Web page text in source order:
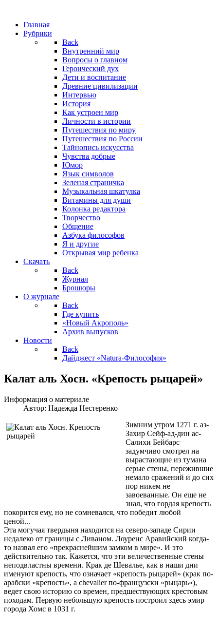
Главная
Рубрики
Back
Внутренний мир
Вопросы о главном
Героический дух
Дети и воспитание
Древние цивилизации
Интервью
История
Как устроен мир
Личности в истории
Путешествия по миру
Путешествия по России
Тайнопись искусства
Чувства добрые
Юмор
Язык символов
Зеленая страничка
Музыкальная шкатулка
Витамины для души
Колонка редактора
Творчество
Общение
Азбука философов
Я и другие
Открывая мир ребенка
Скачать
Back
Журнал
Брошюры
О журнале
Back
Где купить
«Новый Акрополь»
Архив выпусков
Новости
Back
Дайджест «Natura-Философия»
Калат аль Хосн. «Крепость рыцарей»
Информация о материале
Автор: Надежда Нестеренко
Зимним утром 1271 г. аз-
Захир Сейф-ад-дин ас-
Салихи Бейбарс
задумчиво смотрел на
вырастающие из тумана
серые стены, пережившие
немало сражений и до сих
пор никем не
завоеванные. Он еще не
знал, что гордая крепость
покорится ему, но не сомневался, что победит любой
ценой...
Эта могучая твердыня находится на северо-западе Сирии
недалеко от границы с Ливаном. Лоуренс Аравийский когда-
то назвал его «прекраснейшим замком в мире». И это
действительно так. Кажется, что эти величественные стены
неподвластны времени. Крак де Шевалье, как в наши дни
именуют крепость, что означает «крепость рыцарей» (крак по-
арабски «крепость», а chevalier по-французски «рыцарь»),
ведет свою историю со времен, предшествующих крестовым
походам. Первую небольшую крепость построил здесь эмир
города Хомс в 1031 г.